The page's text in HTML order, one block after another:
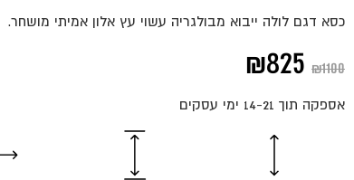
כסא דגם לולה ייבוא מבולגריה עשוי עץ אלון אמיתי מושחר.
₪1100
המחיר
המקורי
היה:
₪1100.
₪825
הנוכחי
אספקה תוך 14-21 ימי עסקים